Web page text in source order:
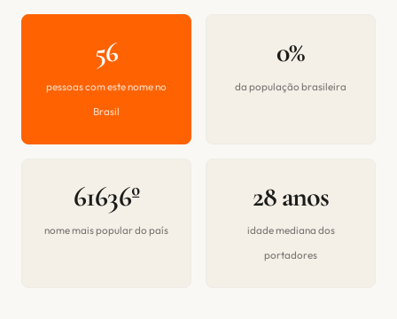
56
pessoas com este nome no
Brasil
0%
da população brasileira
61636º
nome mais popular do país
28 anos
idade mediana dos
portadores